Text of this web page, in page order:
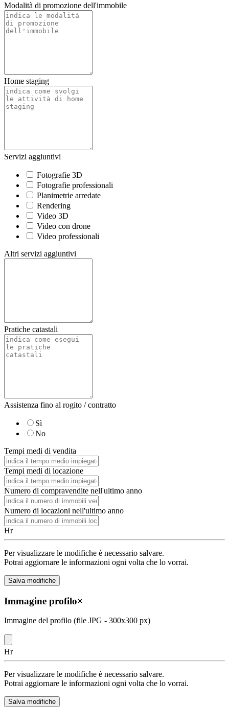
Modalità di promozione dell'immobile
Home staging
Servizi aggiuntivi
Fotografie 3D
Fotografie professionali
Planimetrie arredate
Rendering
Video 3D
Video con drone
Video professionali
Altri servizi aggiuntivi
Pratiche catastali
Assistenza fino al rogito / contratto
Sì
No
Tempi medi di vendita
Tempi medi di locazione
Numero di compravendite nell'ultimo anno
Numero di locazioni nell'ultimo anno
Hr
Per visualizzare le modifiche è necessario salvare.
Potrai aggiornare le informazioni ogni volta che lo vorrai.
Immagine profilo×
Immagine del profilo (file JPG - 300x300 px)
Hr
Per visualizzare le modifiche è necessario salvare.
Potrai aggiornare le informazioni ogni volta che lo vorrai.